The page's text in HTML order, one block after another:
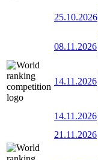
25.10.2026
08.11.2026
14.11.2026
14.11.2026
21.11.2026